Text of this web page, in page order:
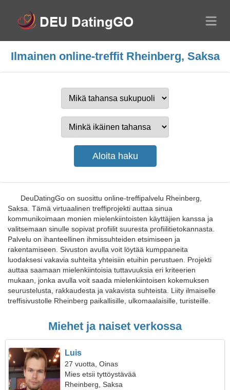
Ilmainen online-treffit Rheinberg, Saksa
DeuDatingGo on suosittu online-treffipalvelu Rheinberg,
Saksa. Tämä virtuaalinen treffiprojekti auttaa sinua
kommunikoimaan monien mielenkiintoisten käyttäjien kanssa ja
valitsemaan sinulle sopivat profiilit suuresta profiilitietokannasta.
Palvelu on ihanteellinen ihmissuhteiden etsimiseen ja
rakentamiseen. Sivuston avulla voit löytää kumppaneita
luodaksesi vakavia suhteita yhteisiin etuihin perustuen. Projekti
auttaa saamaan mielenkiintoisia tuttavuuksia eri kriteerien
mukaan, jonka avulla voit saada mielenkiintoisen kokemuksen
seurustelusta, rakkaudesta ja vakavista suhteista. Liity ilmaiselle
treffisivustolle Rheinberg paikallisille, ulkomaalaisille, turisteille.
Miehet ja naiset verkossa
Luis
27 vuotta, Oinas
Mies etsii tyttöystävää
Rheinberg, Saksa